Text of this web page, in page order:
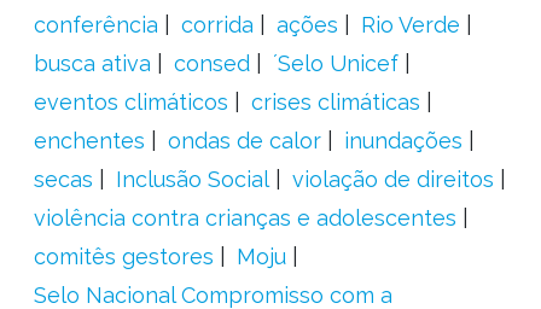
conferência
corrida ações
Rio Verde
busca ativa
consed
´Selo Unicef
eventos climáticos
crises climáticas
enchentes
ondas de calor
inundações
secas
Inclusão Social
violação de direitos
violência contra crianças e adolescentes
comitês gestores
Moju
Selo Nacional Compromisso com a